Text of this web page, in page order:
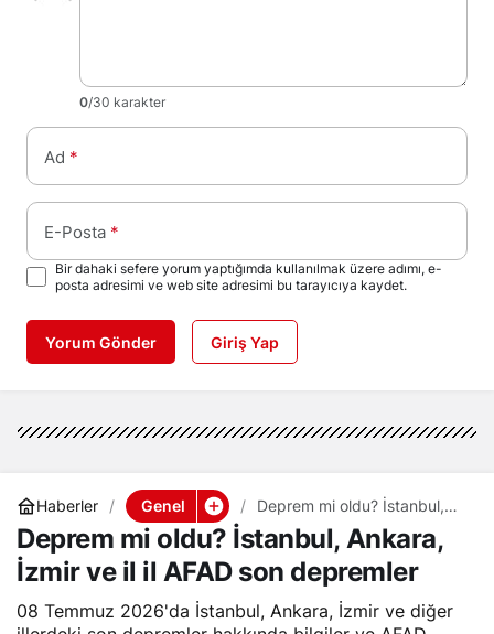
0/30 karakter
Ad *
E-Posta *
Bir dahaki sefere yorum yaptığımda kullanılmak üzere adımı, e-
posta adresimi ve web site adresimi bu tarayıcıya kaydet.
Yorum Gönder Giriş Yap
Haberler Genel
Deprem mi oldu? İstanbul,
Ankara, İzmir ve il il AFAD
son depremler
Deprem mi oldu? İstanbul, Ankara,
İzmir ve il il AFAD son depremler
08 Temmuz 2026'da İstanbul, Ankara, İzmir ve diğer